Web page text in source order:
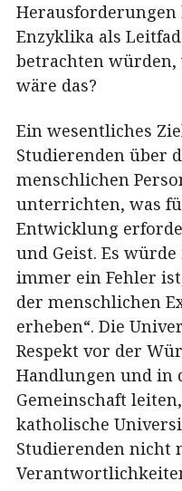
Enzyklika als
betrachten
wäre das?
Ein wesentliches
Studierenden über
menschlichen
unterrichten, was
Entwicklung
und Geist. Es
immer ein Fehler
der menschlichen
erheben“. Die
Respekt vor der
Handlungen und in
Gemeinschaft
katholische
Studierenden nicht